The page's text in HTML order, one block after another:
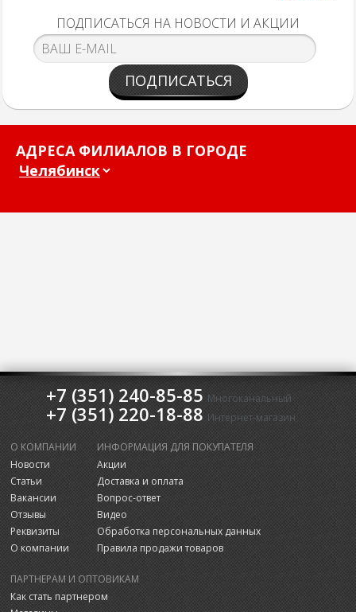
ПОДПИСАТЬСЯ НА НОВОСТИ И АКЦИИ
ПОДПИСАТЬСЯ
АДРЕСА ФИЛИАЛОВ В ГОРОДЕ
+7 (351) 240-85-85 Многоканальный
+7 (351) 220-18-88 Интернет-магазин
О КОМПАНИИ
Новости
Статьи
Вакансии
Отзывы
Реквизиты
О компании
ИНФОРМАЦИЯ ДЛЯ ПОКУПАТЕЛЯ
Акции
Доставка и оплата
Вопрос-ответ
Видео
Обработка персональных данных
Правила продажи товаров
ПАРТНЕРАМ И ОПТОВИКАМ
Как стать партнером